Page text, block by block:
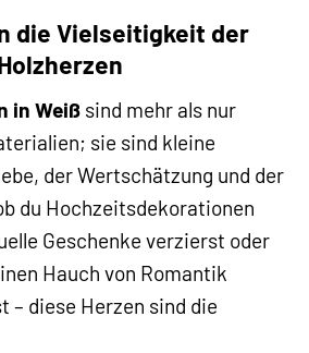
die Vielseitigkeit der
in Weiß sind mehr als nur
sie sind kleine
der Wertschätzung und der
du Hochzeitsdekorationen
Geschenke verzierst oder
Hauch von Romantik
– diese Herzen sind die